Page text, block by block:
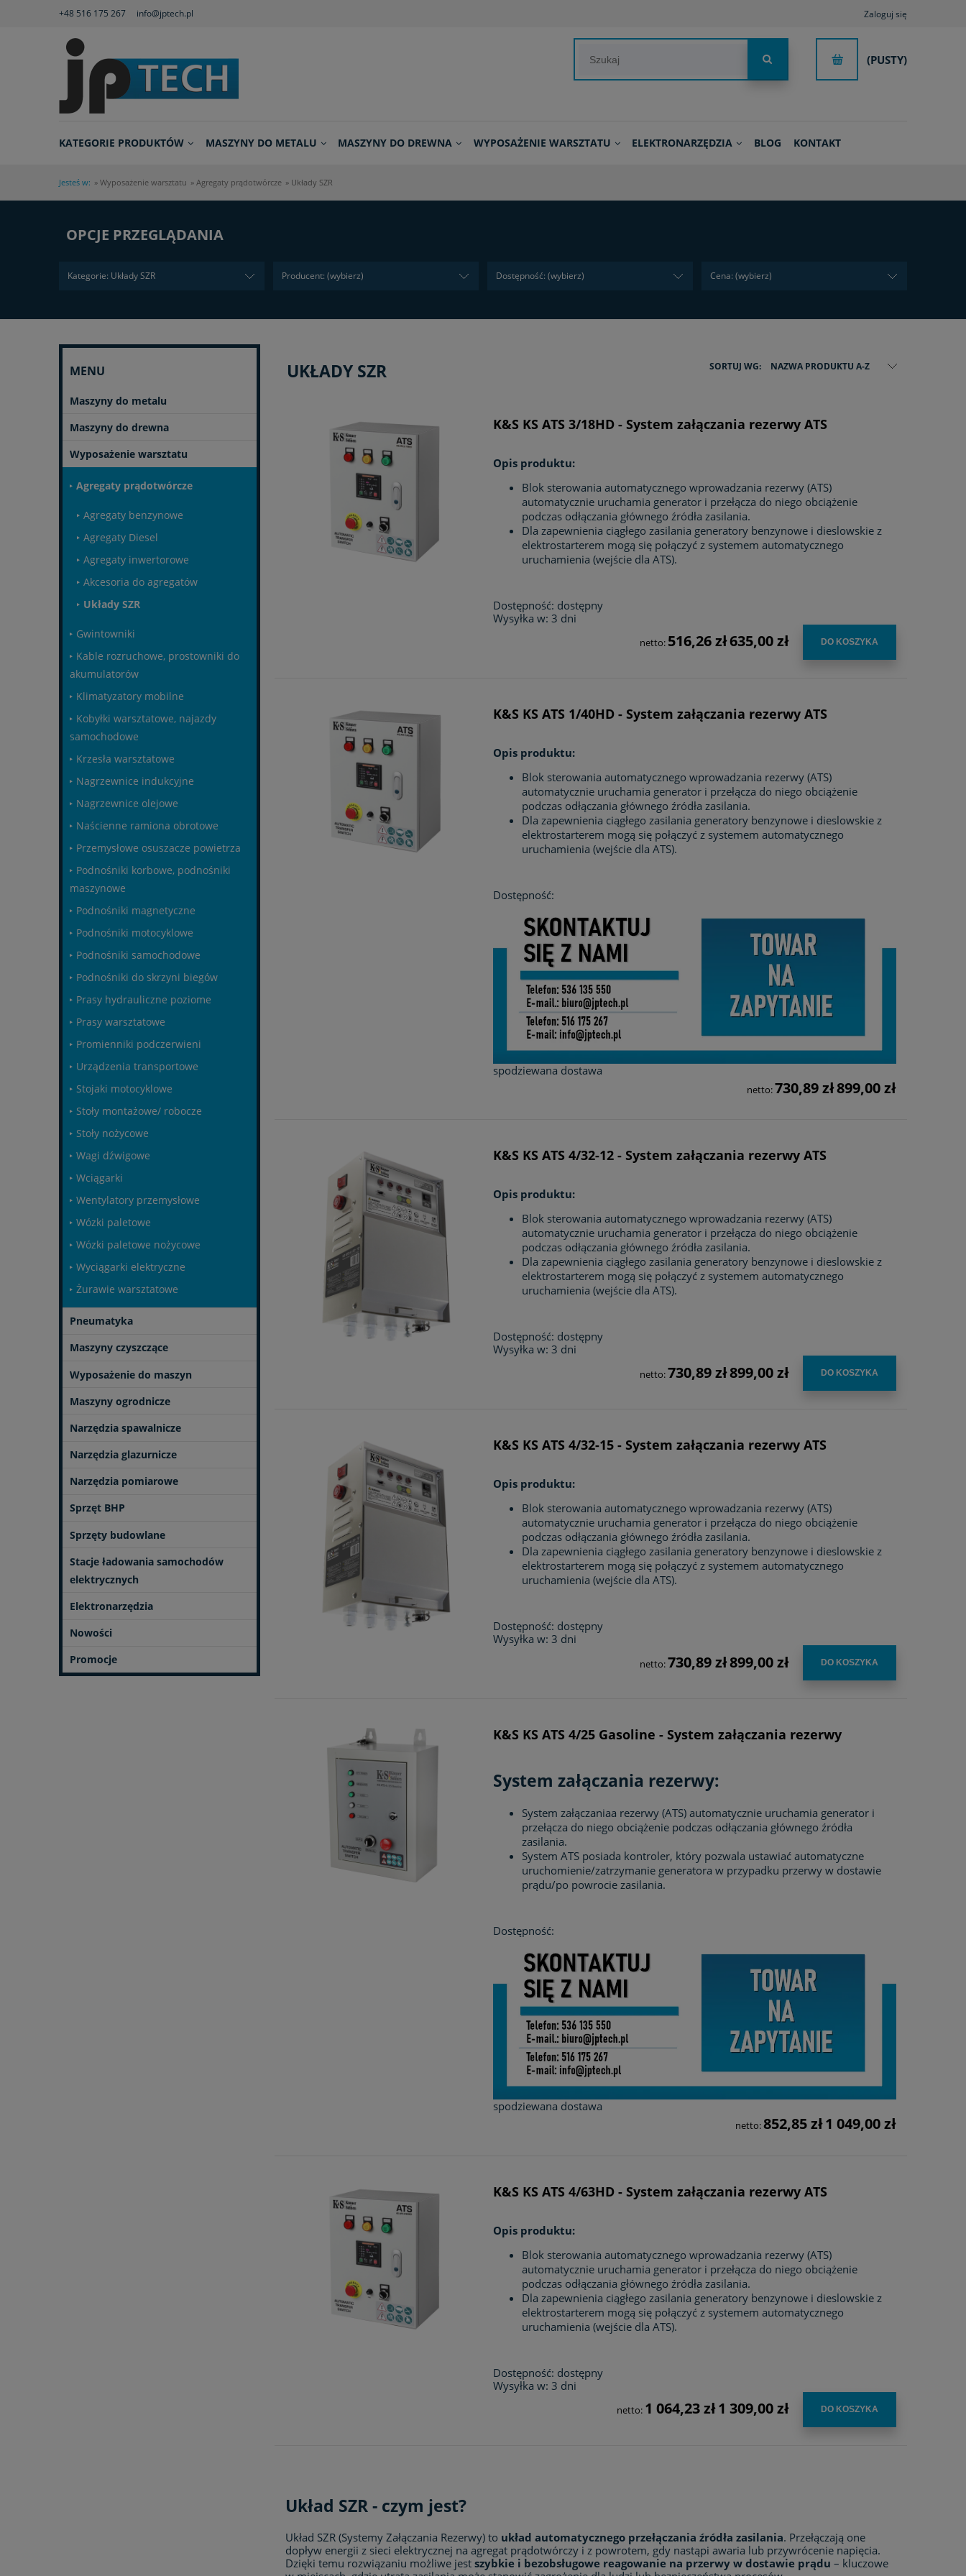
Zaloguj się
+48 516 175 267 info@jptech.pl
(PUSTY)
KATEGORIE PRODUKTÓW MASZYNY DO METALU MASZYNY DO DREWNA WYPOSAŻENIE WARSZTATU ELEKTRONARZĘDZIA BLOG KONTAKT
Jesteś w: » Wyposażenie warsztatu » Agregaty prądotwórcze » Układy SZR
OPCJE PRZEGLĄDANIA
Kategorie: Układy SZR Producent: (wybierz) Dostępność: (wybierz) Cena: (wybierz)
MENU
Maszyny do metalu
Maszyny do drewna
Wyposażenie warsztatu
Agregaty prądotwórcze
Agregaty benzynowe
Agregaty Diesel
Agregaty inwertorowe
Akcesoria do agregatów
Układy SZR
Gwintowniki
Kable rozruchowe, prostowniki do
akumulatorów
Klimatyzatory mobilne
Kobyłki warsztatowe, najazdy
samochodowe
Krzesła warsztatowe
Nagrzewnice indukcyjne
Nagrzewnice olejowe
Naścienne ramiona obrotowe
Przemysłowe osuszacze powietrza
Podnośniki korbowe, podnośniki
maszynowe
Podnośniki magnetyczne
Podnośniki motocyklowe
Podnośniki samochodowe
Podnośniki do skrzyni biegów
Prasy hydrauliczne poziome
Prasy warsztatowe
Promienniki podczerwieni
Urządzenia transportowe
Stojaki motocyklowe
Stoły montażowe/ robocze
Stoły nożycowe
Wagi dźwigowe
Wciągarki
Wentylatory przemysłowe
Wózki paletowe
Wózki paletowe nożycowe
Wyciągarki elektryczne
Żurawie warsztatowe
Pneumatyka
Maszyny czyszczące
Wyposażenie do maszyn
Maszyny ogrodnicze
Narzędzia spawalnicze
Narzędzia glazurnicze
Narzędzia pomiarowe
Sprzęt BHP
Sprzęty budowlane
Stacje ładowania samochodów
elektrycznych
Elektronarzędzia
Nowości
Promocje
UKŁADY SZR SORTUJ WG: NAZWA PRODUKTU A-Z
K&S KS ATS 3/18HD - System załączania rezerwy ATS
Opis produktu:
Blok sterowania automatycznego wprowadzania rezerwy (ATS)
automatycznie uruchamia generator i przełącza do niego obciążenie
podczas odłączania głównego źródła zasilania.
Dla zapewnienia ciągłego zasilania generatory benzynowe i dieslowskie z
elektrostarterem mogą się połączyć z systemem automatycznego
uruchamienia (wejście dla ATS).
Dostępność: dostępny
Wysyłka w: 3 dni
netto: 516,26 zł635,00 zł DO KOSZYKA
K&S KS ATS 1/40HD - System załączania rezerwy ATS
Opis produktu:
Blok sterowania automatycznego wprowadzania rezerwy (ATS)
automatycznie uruchamia generator i przełącza do niego obciążenie
podczas odłączania głównego źródła zasilania.
Dla zapewnienia ciągłego zasilania generatory benzynowe i dieslowskie z
elektrostarterem mogą się połączyć z systemem automatycznego
uruchamienia (wejście dla ATS).
Dostępność:
spodziewana dostawa
netto:730,89 zł899,00 zł
K&S KS ATS 4/32-12 - System załączania rezerwy ATS
Opis produktu:
Blok sterowania automatycznego wprowadzania rezerwy (ATS)
automatycznie uruchamia generator i przełącza do niego obciążenie
podczas odłączania głównego źródła zasilania.
Dla zapewnienia ciągłego zasilania generatory benzynowe i dieslowskie z
elektrostarterem mogą się połączyć z systemem automatycznego
uruchamienia (wejście dla ATS).
Dostępność: dostępny
Wysyłka w: 3 dni
netto:730,89 zł899,00 zł DO KOSZYKA
K&S KS ATS 4/32-15 - System załączania rezerwy ATS
Opis produktu:
Blok sterowania automatycznego wprowadzania rezerwy (ATS)
automatycznie uruchamia generator i przełącza do niego obciążenie
podczas odłączania głównego źródła zasilania.
Dla zapewnienia ciągłego zasilania generatory benzynowe i dieslowskie z
elektrostarterem mogą się połączyć z systemem automatycznego
uruchamienia (wejście dla ATS).
Dostępność: dostępny
Wysyłka w: 3 dni
netto:730,89 zł899,00 zł DO KOSZYKA
K&S KS ATS 4/25 Gasoline - System załączania rezerwy
System załączania rezerwy:
System załączaniaa rezerwy (ATS) automatycznie uruchamia generator i
przełącza do niego obciążenie podczas odłączania głównego źródła
zasilania.
System ATS posiada kontroler, który pozwala ustawiać automatyczne
uruchomienie/zatrzymanie generatora w przypadku przerwy w dostawie
prądu/po powrocie zasilania.
Dostępność:
spodziewana dostawa
netto:852,85 zł1 049,00 zł
K&S KS ATS 4/63HD - System załączania rezerwy ATS
Opis produktu:
Blok sterowania automatycznego wprowadzania rezerwy (ATS)
automatycznie uruchamia generator i przełącza do niego obciążenie
podczas odłączania głównego źródła zasilania.
Dla zapewnienia ciągłego zasilania generatory benzynowe i dieslowskie z
elektrostarterem mogą się połączyć z systemem automatycznego
uruchamienia (wejście dla ATS).
Dostępność: dostępny
Wysyłka w: 3 dni
netto: 1 064,23 zł1 309,00 zł DO KOSZYKA
Układ SZR - czym jest?
Układ SZR (Systemy Załączania Rezerwy) to układ automatycznego przełączania źródła zasilania. Przełączają one
dopływ energii z sieci elektrycznej na agregat prądotwórczy i z powrotem, gdy nastąpi awaria lub przywrócenie napięcia.
Dzięki temu rozwiązaniu możliwe jest szybkie i bezobsługowe reagowanie na przerwy w dostawie prądu – kluczowe